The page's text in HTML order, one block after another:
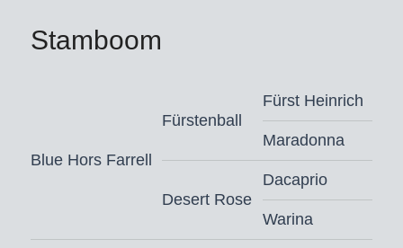
Stamboom
Blue Hors Farrell
Fürstenball
Fürst Heinrich
Maradonna
Desert Rose
Dacaprio
Warina